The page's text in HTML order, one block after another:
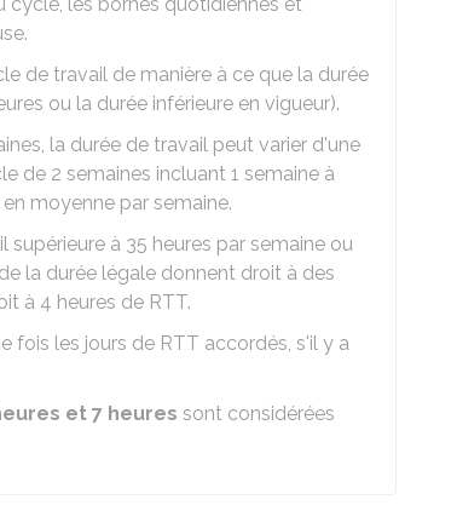
de travail de manière à ce que la durée
ou la durée inférieure en vigueur).
la durée de travail peut varier d'une
de 2 semaines incluant 1 semaine à
moyenne par semaine.
à 35 heures par semaine ou
la durée légale donnent droit à des
à 4 heures de RTT.
fois les jours de RTT accordés, s'il y a
et 7 heures sont considérées